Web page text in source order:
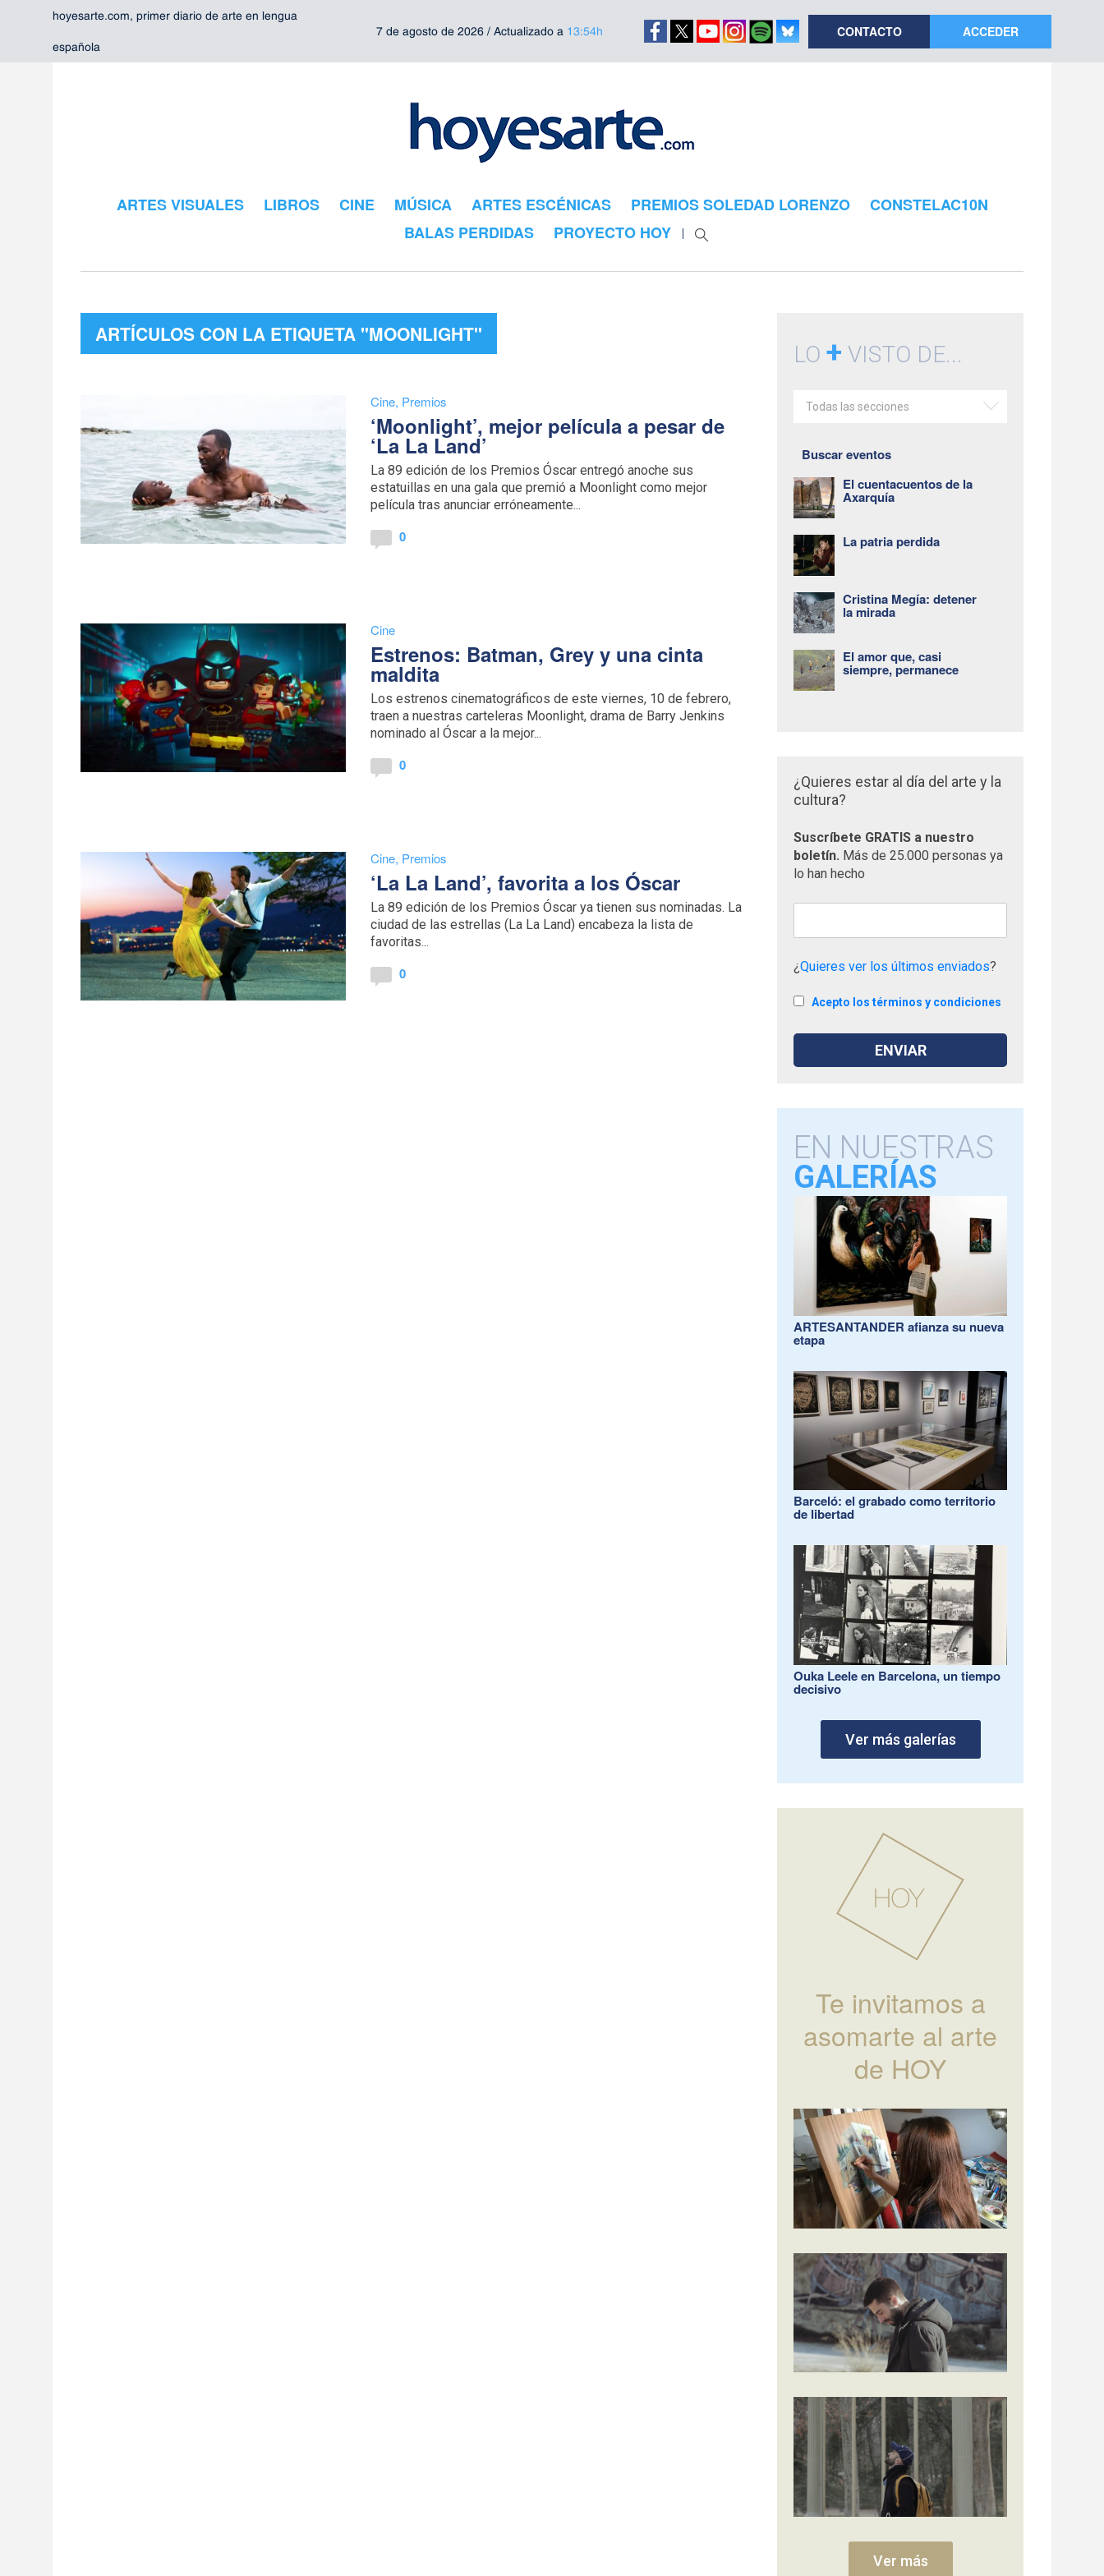
hoyesarte.com, primer diario de arte en lengua
española
7 de agosto de 2026 / Actualizado a 13:54h CONTACTO ACCEDER
ARTES VISUALES LIBROS CINE MÚSICA ARTES ESCÉNICAS PREMIOS SOLEDAD LORENZO
CONSTELAC10N
BALAS PERDIDAS
PROYECTO HOY
ARTÍCULOS CON LA ETIQUETA "MOONLIGHT"
Cine, Premios
‘Moonlight’, mejor película a pesar de
‘La La Land’
La 89 edición de los Premios Óscar entregó anoche sus
estatuillas en una gala que premió a Moonlight como mejor
película tras anunciar erróneamente...
0
Cine
Estrenos: Batman, Grey y una cinta
maldita
Los estrenos cinematográficos de este viernes, 10 de febrero,
traen a nuestras carteleras Moonlight, drama de Barry Jenkins
nominado al Óscar a la mejor...
0
Cine, Premios
‘La La Land’, favorita a los Óscar
La 89 edición de los Premios Óscar ya tienen sus nominadas. La
ciudad de las estrellas (La La Land) encabeza la lista de
favoritas...
0
LO+ VISTO DE...
Todas las secciones
Buscar eventos
El cuentacuentos de la
Axarquía
La patria perdida
Cristina Megía: detener
la mirada
El amor que, casi
siempre, permanece
¿Quieres estar al día del arte y la
cultura?
Suscríbete GRATIS a nuestro
boletín. Más de 25.000 personas ya
lo han hecho
¿Quieres ver los últimos enviados?
Acepto los términos y condiciones
EN NUESTRAS
GALERÍAS
ARTESANTANDER afianza su nueva
etapa
Barceló: el grabado como territorio
de libertad
Ouka Leele en Barcelona, un tiempo
decisivo
Ver más galerías
Te invitamos a
asomarte al arte
de HOY
Ver más